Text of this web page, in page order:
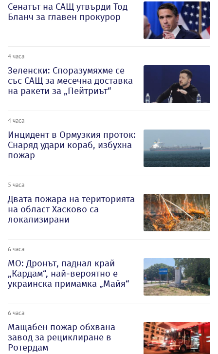
Сенатът на САЩ утвърди Тод
Бланч за главен прокурор
4 часа
Зеленски: Споразумяхме се
със САЩ за месечна доставка
на ракети за „Пейтриът“
4 часа
Инцидент в Ормузкия проток:
Снаряд удари кораб, избухна
пожар
5 часа
Двата пожара на територията
на област Хасково са
локализирани
6 часа
МО: Дронът, паднал край
„Кардам“, най-вероятно е
украинска примамка „Майя“
6 часа
Мащабен пожар обхвана
завод за рециклиране в
Ротердам